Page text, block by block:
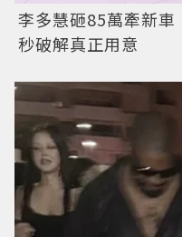
李多慧砸85萬牽新
秒破解真正用意